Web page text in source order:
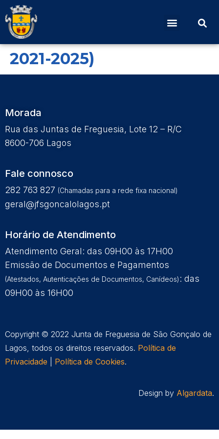
Ata Nº 2 de 15 de
fevereiro (Mandato
2021-2025)
Morada
Rua das Juntas de Freguesia, Lote 12 – R/C
8600-706 Lagos
Fale connosco
282 763 827 (Chamadas para a rede fixa nacional)
geral@jfsgoncalolagos.pt
Horário de Atendimento
Atendimento Geral: das 09H00 às 17H00
Emissão de Documentos e Pagamentos
(Atestados, Autenticações de Documentos, Canídeos) : das
09H00 às 16H00
Copyright © 2022 Junta de Freguesia de São Gonçalo de
Lagos, todos os direitos reservados. Política de
Privacidade
Política de Cookies.
Design by Algardata.